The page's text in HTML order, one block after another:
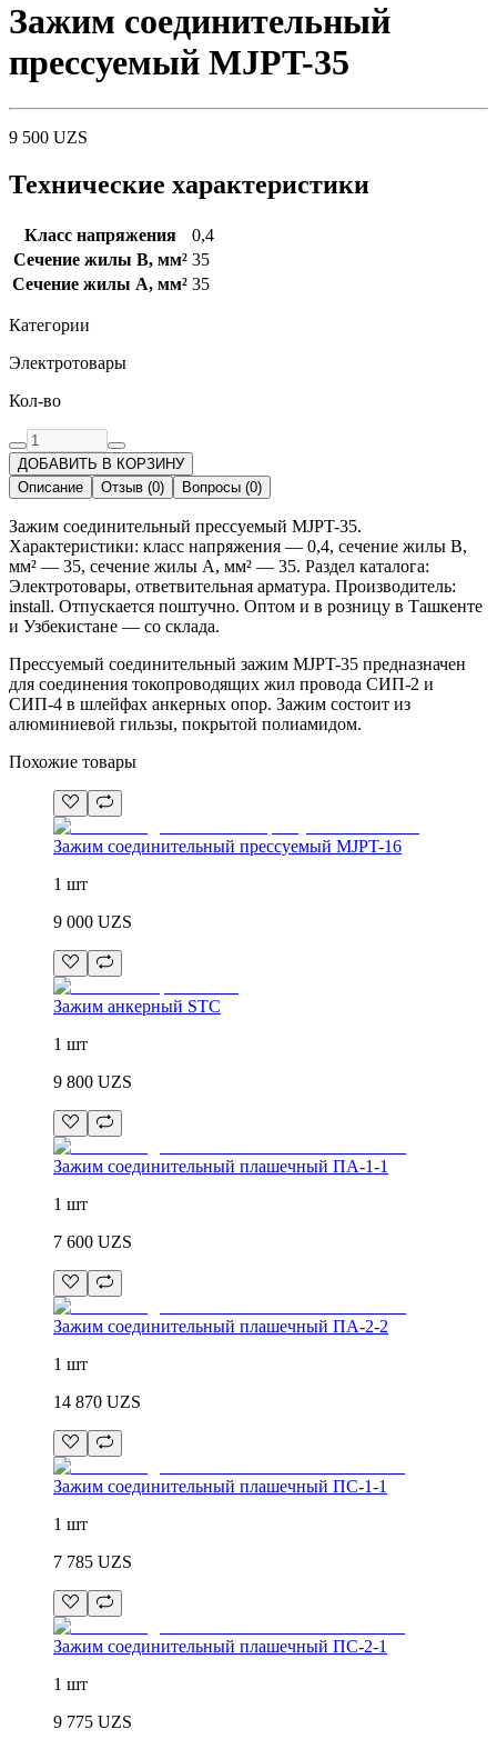
Зажим соединительный
прессуемый MJPT-35
9 500 UZS
Технические характеристики
Класс напряжения
0,4
Сечение жилы B, мм² 35
Сечение жилы А, мм² 35
Категории
Электротовары
Кол-во
ДОБАВИТЬ В КОРЗИНУ
Описание
Отзыв (0) Вопросы (0)
Зажим соединительный прессуемый MJPT-35.
Характеристики: класс напряжения — 0,4, сечение жилы B,
мм² — 35, сечение жилы А, мм² — 35. Раздел каталога:
Электротовары, ответвительная арматура. Производитель:
install. Отпускается поштучно. Оптом и в розницу в Ташкенте
и Узбекистане — со склада.
Прессуемый соединительный зажим MJPT-35 предназначен
для соединения токопроводящих жил провода СИП-2 и
СИП-4 в шлейфах анкерных опор. Зажим состоит из
алюминиевой гильзы, покрытой полиамидом.
Похожие товары
Зажим соединительный прессуемый MJPT-16
1 шт
9 000 UZS
Зажим анкерный STC
1 шт
9 800 UZS
Зажим соединительный плашечный ПА-1-1
1 шт
7 600 UZS
Зажим соединительный плашечный ПА-2-2
1 шт
14 870 UZS
Зажим соединительный плашечный ПС-1-1
1 шт
7 785 UZS
Зажим соединительный плашечный ПС-2-1
1 шт
9 775 UZS